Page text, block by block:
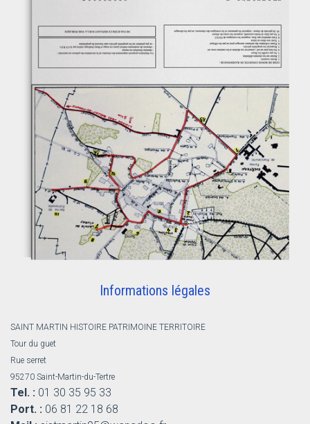
Informations légales
SAINT MARTIN HISTOIRE PATRIMOINE TERRITOIRE
Tour du guet
Rue serret
95270 Saint-Martin-du-Tertre
Tel. : 01 30 35 95 33
Port. : 06 81 22 18 68